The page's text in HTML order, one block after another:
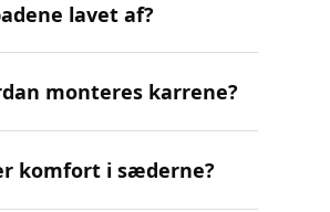
lavet af?
monteres karrene?
komfort i sæderne?